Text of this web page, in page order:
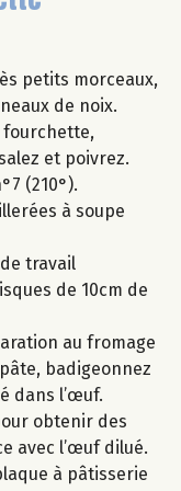
petits morceaux,
de noix.
fourchette,
et poivrez.
(210°).
à soupe
travail
de 10cm de
au fromage
badigeonnez
dans l’œuf.
obtenir des
avec l’œuf dilué.
à pâtisserie